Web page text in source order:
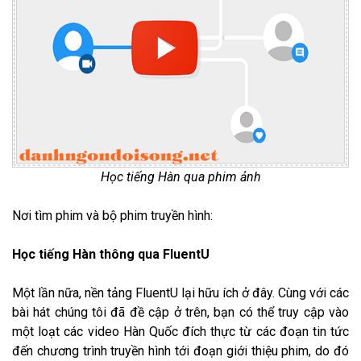
Học tiếng Hàn qua phim ảnh
Nơi tìm phim và bộ phim truyền hình:
Học tiếng Hàn thông qua FluentU
Một lần nữa, nền tảng FluentU lại hữu ích ở đây. Cùng với các
bài hát chúng tôi đã đề cập ở trên, bạn có thể truy cập vào
một loạt các video Hàn Quốc đích thực từ các đoạn tin tức
đến chương trình truyền hình tới đoạn giới thiệu phim, do đó